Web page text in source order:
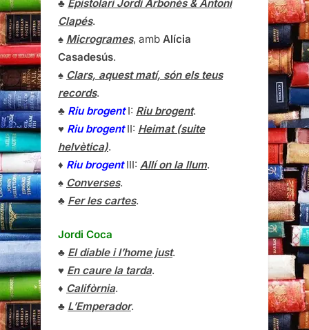
♣ Epistolari Jordi Arbonès & Antoni
Clapés.
♠ Microgrames, amb Alícia
Casadesús.
♠ Clars, aquest matí, són els teus
records.
♣ Riu brogentI: Riu brogent.
♥ Riu brogentII: Heimat (suite
helvètica).
♦ Riu brogentIII: Allí on la llum.
♠ Converses.
♣ Fer les cartes.
Jordi Coca
♣ El diable i l’home just.
♥ En caure la tarda.
♦ Califòrnia.
♣ L’Emperador.